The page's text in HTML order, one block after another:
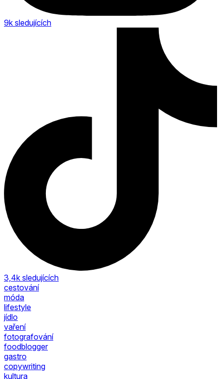
9k sledujících
3,4k sledujících
cestování
móda
lifestyle
jídlo
vaření
fotografování
foodblogger
gastro
copywriting
kultura